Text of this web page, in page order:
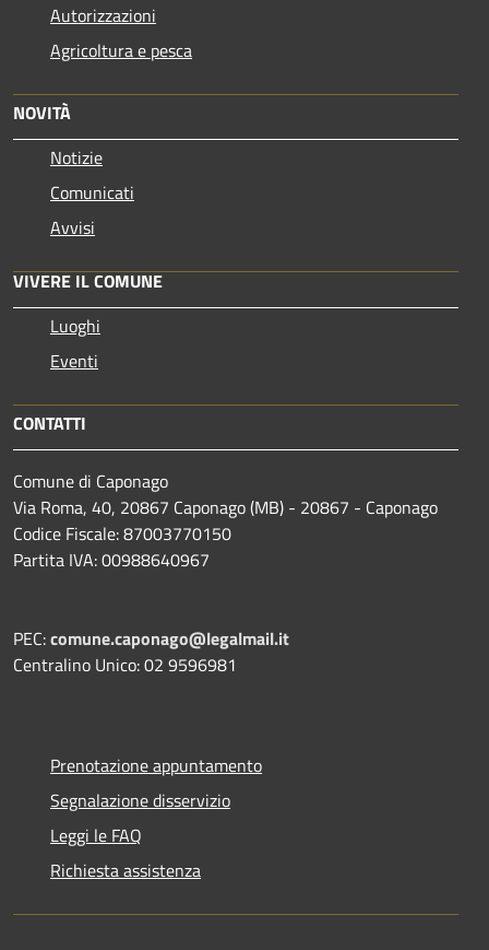
Autorizzazioni
Agricoltura e pesca
NOVITÀ
Notizie
Comunicati
Avvisi
VIVERE IL COMUNE
Luoghi
Eventi
CONTATTI
Comune di Caponago
Via Roma, 40, 20867 Caponago (MB) - 20867 - Caponago
Codice Fiscale: 87003770150
Partita IVA: 00988640967
PEC:comune.caponago@legalmail.it
Centralino Unico: 02 9596981
Prenotazione appuntamento
Segnalazione disservizio
Leggi le FAQ
Richiesta assistenza